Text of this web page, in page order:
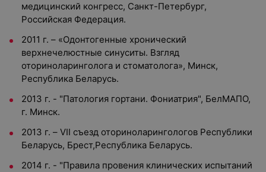
медицинский конгресс, Санкт-Петербург,
Российская Федерация.
2011 г. – «Одонтогенные хронический
верхнечелюстные синуситы. Взгляд
оториноларинголога и стоматолога», Минск,
Республика Беларусь.
2013 г. - "Патология гортани. Фониатрия", БелМАПО,
г. Минск.
2013 г. – VII съезд оториноларингологов Республики
Беларусь, Брест,Республика Беларусь.
2014 г. - "Правила провения клинических испытаний